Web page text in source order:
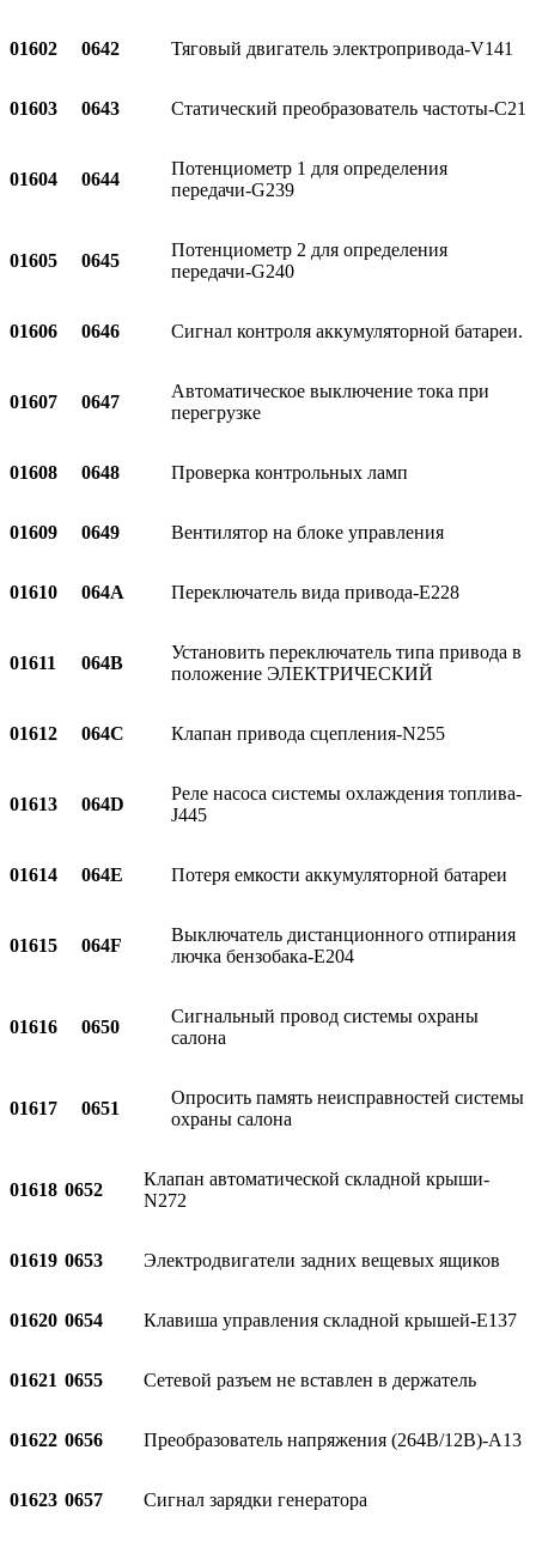
01602 0642 Тяговый двигатель электропривода-V141
01603 0643 Статический преобразователь частоты-C21
01604 0644
Потенциометр 1 для определения
передачи-G239
01605 0645
Потенциометр 2 для определения
передачи-G240
01606 0646 Сигнал контроля аккумуляторной батареи.
01607 0647
Автоматическое выключение тока при
перегрузке
01608 0648 Проверка контрольных ламп
01609 0649 Вентилятор на блоке управления
01610 064A Переключатель вида привода-E228
01611 064B
Установить переключатель типа привода в
положение ЭЛЕКТРИЧЕСКИЙ
01612 064C Клапан привода сцепления-N255
01613 064D
Реле насоса системы охлаждения топлива-
J445
01614 064E Потеря емкости аккумуляторной батареи
01615 064F
Выключатель дистанционного отпирания
лючка бензобака-E204
01616 0650
Сигнальный провод системы охраны
салона
01617 0651
Опросить память неисправностей системы
охраны салона
01618 0652
Клапан автоматической складной крыши-
N272
01619 0653 Электродвигатели задних вещевых ящиков
01620 0654 Клавиша управления складной крышей-E137
01621 0655 Сетевой разъем не вставлен в держатель
01622 0656 Преобразователь напряжения (264В/12В)-A13
01623 0657 Сигнал зарядки генератора